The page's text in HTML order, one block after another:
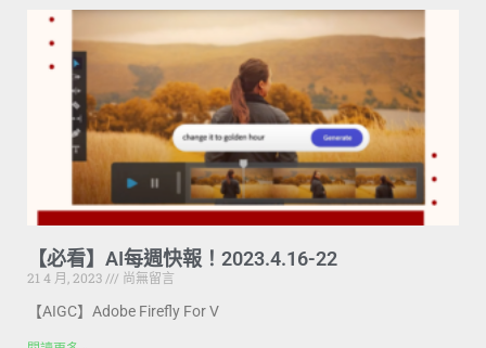
【必看】AI每週快報！2023.4.16-22
21 4 月, 2023
尚無留言
【AIGC】Adobe Firefly For V